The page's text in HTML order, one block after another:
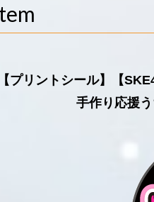
【プリントシール】【
手作り応援